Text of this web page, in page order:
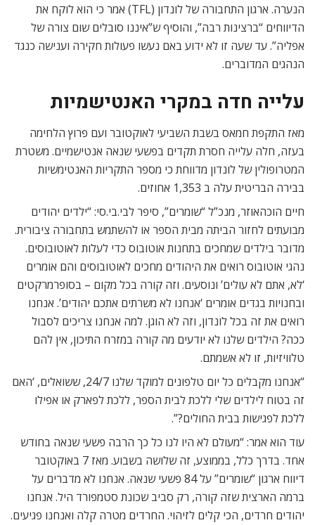
הנערה. ארגון התחבורה של לונדון (TFL) אמר כי הוא לוקח את
הדיווחים “ברצינות רבה”, והוסיף ש”איננו סובלים שום צורה של
אפליה”. עד שעה זו לא ידוע באם נעשו פעולות חקירה וענישה כנגד
הנהגים המדוברים.
עלייה חדה במקרי האנטישמיות
מאז התקפת חמאס בשבת השביעי לאוקטובר ועם פרוץ הלחימה
בעזה, חלה עלייה חסרת תקדים בפשעי שנאה אנטישמיים. משטרת
המטרופולין של לונדון מדווחת כי מספר התקריות האנטימשיות
בבירה הבריטית עלה ב 1,353 אחוזים.
חיים הוכהאוזר, מנכ”ל “שומרים”, סיפר לבי.בי.סי: “ילדים יהודים
מבועתים לחזור הביתה מבית הספר או להשתמש בתחבורה ציבורית.
מדובר בילדים שמחכים בתחנות אוטובוס כדי לעלות לאוטובוסים.
נהגי אוטובוס רואים את היהודים מחכים לאוטובוסים והם אומרים
‘לא, אתם לא עולים’ ונוסעים. וזה קורה בכל מקום – בסופרמרקטים
ובחנויות בגדים אומרים ‘אנחנו לא משרתים אתכם יהודים’. אנחנו
רואים את זה בכל לונדון, וזה לא הוגן. למה אנחנו צריכים לסבול
ככה? הילדים שלנו לא יודעים מה קורה במזרח התיכון, אין להם
טלוויזיות, זו לא אשמתם.
“אנחנו מקבלים כל יום טלפונים למוקד שלנו 24/7, ששואלים, ‘האם
זה בטוח לילדים שלי ללכת לבית הספר, ללכת לפארק או אפילו
ללכת לפגישות בבית החולים?”.
עוד הוא אמר: “מעולם לא היו לנו כל כך הרבה פשעי שנאה בחודש
אחד. בדרך כלל, בממוצע, זה שלושה בשבוע. מאז 7 באוקטובר
דיווח ארגון “שומרים” על 84 פשעי שנאה. אנחנו לא מדברים על
ברמה הארצית שזה קורה, רק סביב שכונת סטמפורד היל. אנחנו
יהודים חרדים, הכי קלים לזיהוי. החרדים מטרה קלה ואנחנו פגיעים.